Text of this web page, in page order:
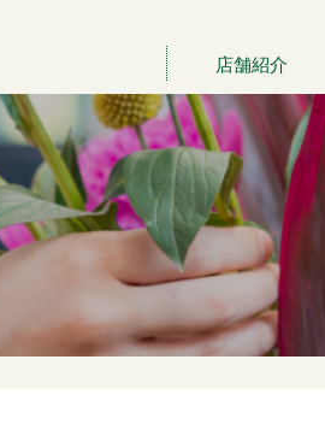
店舗紹介